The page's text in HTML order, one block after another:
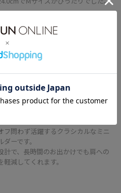
PICNIC PASSAGE
ルエナメルミニショルダー
系 / F
フ問わず活躍するクラシカルなミニ
ダーです。
計で、長時間のお出かけでも肩への
軽減してくれます。